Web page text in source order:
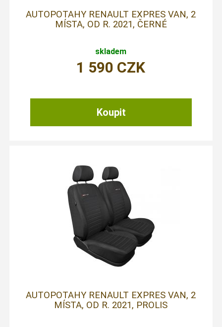
AUTOPOTAHY RENAULT EXPRES VAN, 2
MÍSTA, OD R. 2021, ČERNÉ
skladem
1 590 CZK
AUTOPOTAHY RENAULT EXPRES VAN, 2
MÍSTA, OD R. 2021, PROLIS